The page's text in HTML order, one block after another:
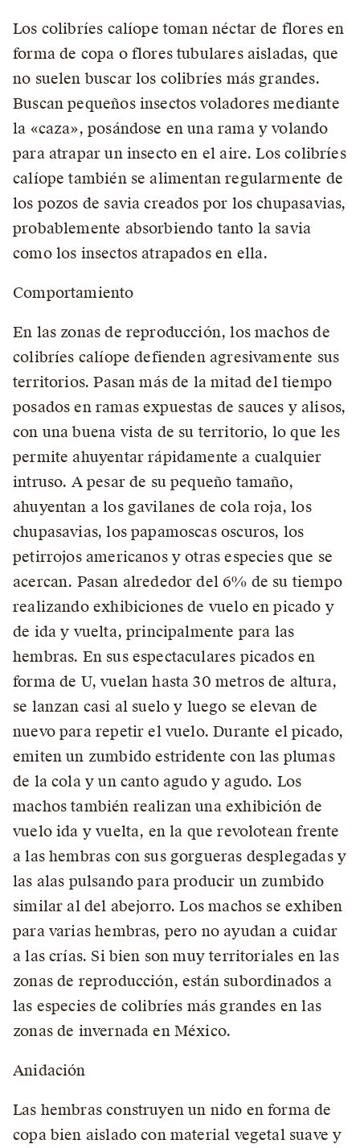
Los colibríes calíope toman néctar de flores en
forma de copa o flores tubulares aisladas, que
no suelen buscar los colibríes más grandes.
Buscan pequeños insectos voladores mediante
la «caza», posándose en una rama y volando
para atrapar un insecto en el aire. Los colibríes
calíope también se alimentan regularmente de
los pozos de savia creados por los chupasavias,
probablemente absorbiendo tanto la savia
como los insectos atrapados en ella.
Comportamiento
En las zonas de reproducción, los machos de
colibríes calíope defienden agresivamente sus
territorios. Pasan más de la mitad del tiempo
posados ​​en ramas expuestas de sauces y alisos,
con una buena vista de su territorio, lo que les
permite ahuyentar rápidamente a cualquier
intruso. A pesar de su pequeño tamaño,
ahuyentan a los gavilanes de cola roja, los
chupasavias, los papamoscas oscuros, los
petirrojos americanos y otras especies que se
acercan. Pasan alrededor del 6% de su tiempo
realizando exhibiciones de vuelo en picado y
de ida y vuelta, principalmente para las
hembras. En sus espectaculares picados en
forma de U, vuelan hasta 30 metros de altura,
se lanzan casi al suelo y luego se elevan de
nuevo para repetir el vuelo. Durante el picado,
emiten un zumbido estridente con las plumas
de la cola y un canto agudo y agudo. Los
machos también realizan una exhibición de
vuelo ida y vuelta, en la que revolotean frente
a las hembras con sus gorgueras desplegadas y
las alas pulsando para producir un zumbido
similar al del abejorro. Los machos se exhiben
para varias hembras, pero no ayudan a cuidar
a las crías. Si bien son muy territoriales en las
zonas de reproducción, están subordinados a
las especies de colibríes más grandes en las
zonas de invernada en México.
Anidación
Las hembras construyen un nido en forma de
copa bien aislado con material vegetal suave y